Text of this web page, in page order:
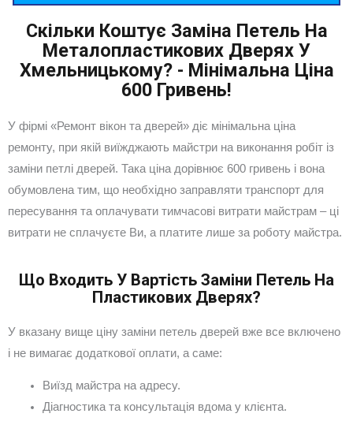
Скільки Коштує Заміна Петель На
Металопластикових Дверях У
Хмельницькому? - Мінімальна Ціна
600 Гривень!
У фірмі «Ремонт вікон та дверей» діє мінімальна ціна
ремонту, при якій виїжджають майстри на виконання робіт із
заміни петлі дверей. Така ціна дорівнює 600 гривень і вона
обумовлена тим, що необхідно заправляти транспорт для
пересування та оплачувати тимчасові витрати майстрам – ці
витрати не сплачуєте Ви, а платите лише за роботу майстра.
Що Входить У Вартість Заміни Петель На
Пластикових Дверях?
У вказану вище ціну заміни петель дверей вже все включено
і не вимагає додаткової оплати, а саме:
Виїзд майстра на адресу.
Діагностика та консультація вдома у клієнта.